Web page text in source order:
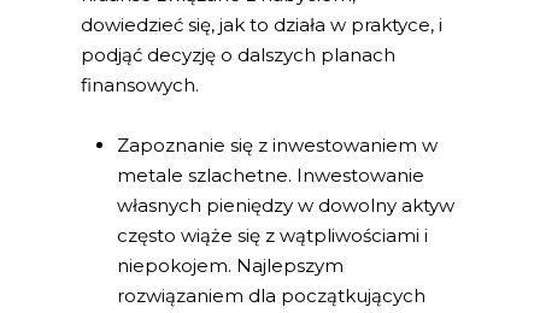
dowiedzieć się, jak to działa w praktyce, i
podjąć decyzję o dalszych planach
finansowych.
Zapoznanie się z inwestowaniem w
metale szlachetne. Inwestowanie
własnych pieniędzy w dowolny aktyw
często wiąże się z wątpliwościami i
niepokojem. Najlepszym
rozwiązaniem dla początkujących